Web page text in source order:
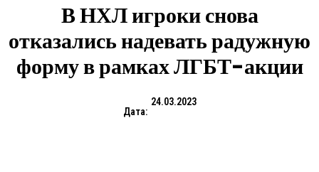
В НХЛ игроки снова
отказались надевать радужную
форму в рамках ЛГБТ-акции
Дата:
24.03.2023